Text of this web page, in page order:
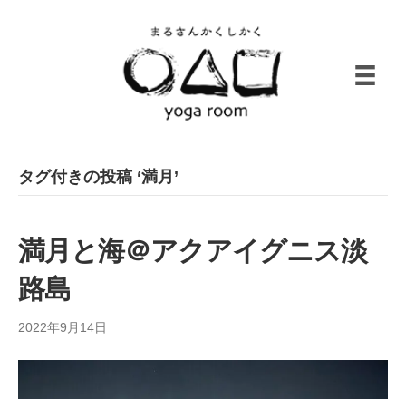
タグ付きの投稿 ‘満月’
満月と海＠アクアイグニス淡
路島
2022年9月14日